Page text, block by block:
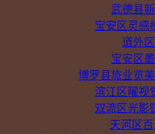
武德县
宝安区灵感
道外
宝安区
博罗县旅业览
滨江区曜视
双流区光影
天河区